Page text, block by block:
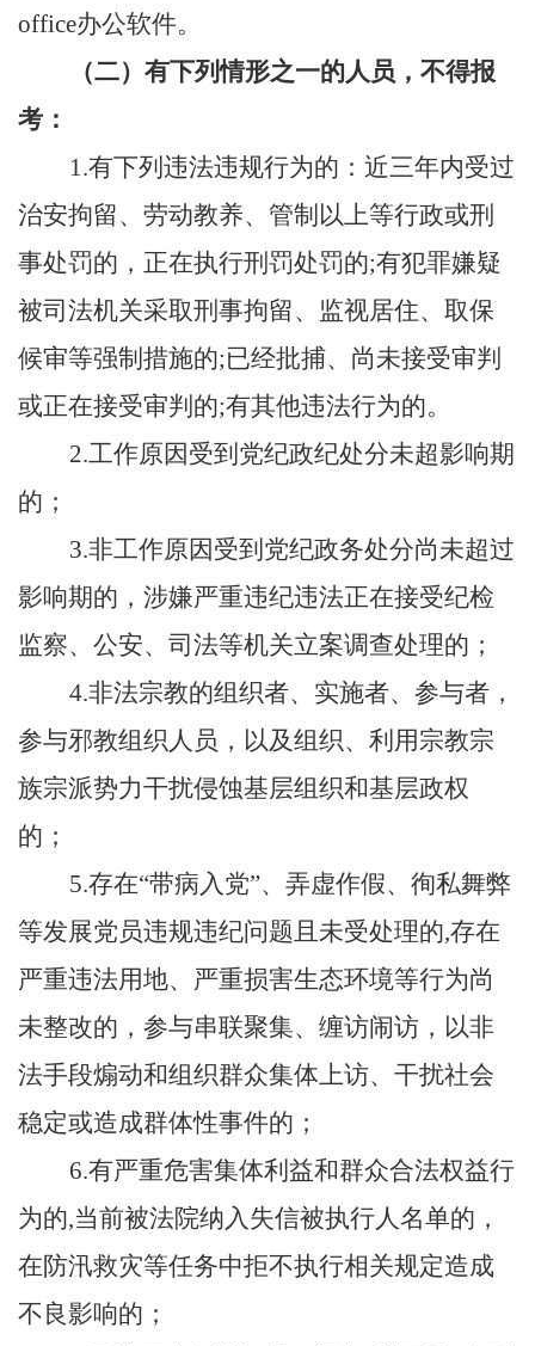
office办公软件。
（二）有下列情形之一的人员，不得报
考：
1.有下列违法违规行为的：近三年内受过
治安拘留、劳动教养、管制以上等行政或刑
事处罚的，正在执行刑罚处罚的;有犯罪嫌疑
被司法机关采取刑事拘留、监视居住、取保
候审等强制措施的;已经批捕、尚未接受审判
或正在接受审判的;有其他违法行为的。
2.工作原因受到 党纪政纪处分未超影响期
的 ；
3.非工作原因受到党纪政务处分尚未超过
影响期的，涉嫌严重违纪违法正在接受纪检
监察、公安、司法等机关立案调查处理的；
4.非法宗教的组织者、实施者、参与者，
参与邪教组织人员，以及组织、利用宗教宗
族宗派势力干扰侵蚀基层组织和基层政权
的；
5.存在“带病入党”、弄虚作假、徇私舞弊
等发展党员违规违纪问题且未受处理的,存在
严重违法用地、严重损害生态环境等行为尚
未整改的，参与串联聚集、缠访闹访，以非
法手段煽动和组织群众集体上访、干扰社会
稳定或造成群体性事件的；
6.有严重危害集体利益和群众合法权益行
为的,当前被法院纳入失信被执行人名单的，
在防汛救灾等任务中拒不执行相关规定造成
不良影响的；